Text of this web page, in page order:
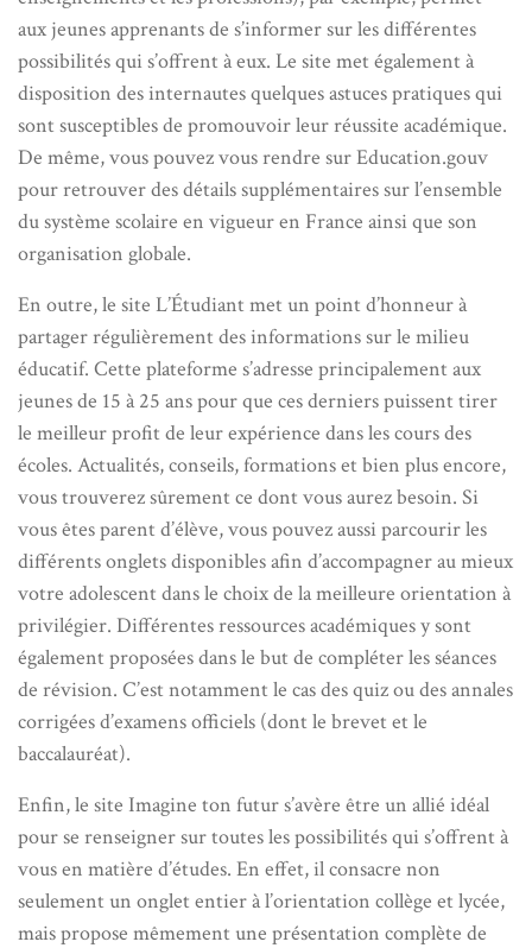
aux jeunes apprenants de s’informer sur les différentes
possibilités qui s’offrent à eux. Le site met également à
disposition des internautes quelques astuces pratiques qui
sont susceptibles de promouvoir leur réussite académique.
De même, vous pouvez vous rendre sur Education.gouv
pour retrouver des détails supplémentaires sur l’ensemble
du système scolaire en vigueur en France ainsi que son
organisation globale.
En outre, le site L’Étudiant met un point d’honneur à
partager régulièrement des informations sur le milieu
éducatif. Cette plateforme s’adresse principalement aux
jeunes de 15 à 25 ans pour que ces derniers puissent tirer
le meilleur profit de leur expérience dans les cours des
écoles. Actualités, conseils, formations et bien plus encore,
vous trouverez sûrement ce dont vous aurez besoin. Si
vous êtes parent d’élève, vous pouvez aussi parcourir les
différents onglets disponibles afin d’accompagner au mieux
votre adolescent dans le choix de la meilleure orientation à
privilégier. Différentes ressources académiques y sont
également proposées dans le but de compléter les séances
de révision. C’est notamment le cas des quiz ou des annales
corrigées d’examens officiels (dont le brevet et le
baccalauréat).
Enfin, le site Imagine ton futur s’avère être un allié idéal
pour se renseigner sur toutes les possibilités qui s’offrent à
vous en matière d’études. En effet, il consacre non
seulement un onglet entier à l’orientation collège et lycée,
mais propose mêmement une présentation complète de